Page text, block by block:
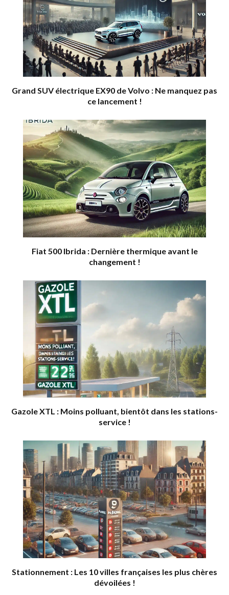
Grand SUV électrique EX90 de Volvo : Ne manquez pas
ce lancement !
Fiat 500 Ibrida : Dernière thermique avant le
changement !
Gazole XTL : Moins polluant, bientôt dans les stations-
service !
Stationnement : Les 10 villes françaises les plus chères
dévoilées !